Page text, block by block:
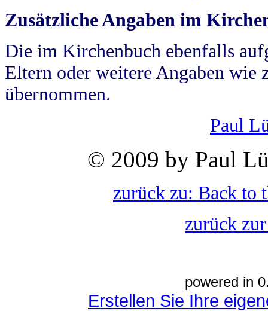
Zusätzliche Angaben im
Die im Kirchenbuch ebenfalls
Eltern oder weitere Angaben wie
übernommen.
Paul
© 2009 by Paul
zurück zu: Back to
zurück
powered in
Erstellen Sie Ihre